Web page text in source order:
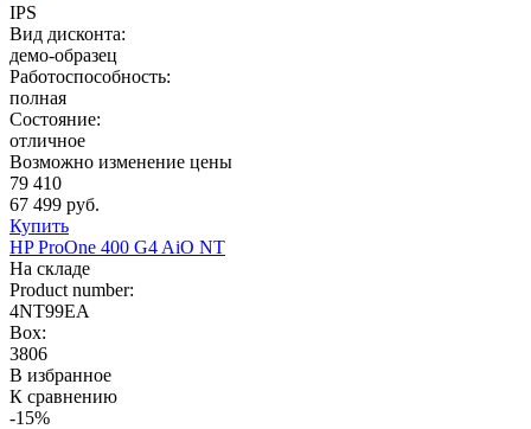
IPS
Вид дисконта:
демо-образец
Работоспособность:
полная
Состояние:
отличное
Возможно изменение цены
79 410
67 499 руб.
Купить
HP ProOne 400 G4 AiO NT
На складе
Product number:
4NT99EA
Box:
3806
В избранное
К сравнению
-15%